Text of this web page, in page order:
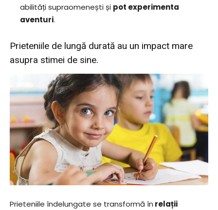
abilități supraomenești și pot experimenta
aventuri.
Prieteniile de lungă durată au un impact mare
asupra stimei de sine.
Prieteniile îndelungate se transformă în relații